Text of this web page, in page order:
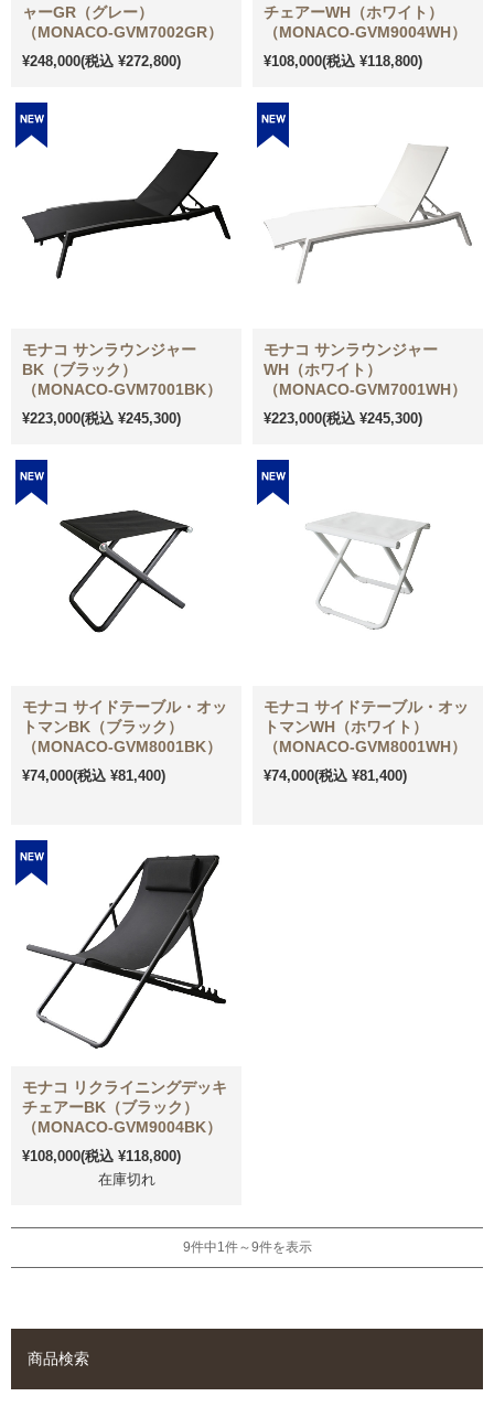
ャーGR（グレー）
（MONACO-GVM7002GR）
¥248,000(税込 ¥272,800)
チェアーWH（ホワイト）
（MONACO-GVM9004WH）
¥108,000(税込 ¥118,800)
モナコ サンラウンジャー
BK（ブラック）
（MONACO-GVM7001BK）
¥223,000(税込 ¥245,300)
モナコ サンラウンジャー
WH（ホワイト）
（MONACO-GVM7001WH）
¥223,000(税込 ¥245,300)
モナコ サイドテーブル・オッ
トマンBK（ブラック）
（MONACO-GVM8001BK）
¥74,000(税込 ¥81,400)
モナコ サイドテーブル・オッ
トマンWH（ホワイト）
（MONACO-GVM8001WH）
¥74,000(税込 ¥81,400)
モナコ リクライニングデッキ
チェアーBK（ブラック）
（MONACO-GVM9004BK）
¥108,000(税込 ¥118,800)
在庫切れ
9件中1件～9件を表示
商品検索